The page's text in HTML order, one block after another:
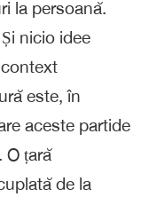
la persoană.
nicio idee
este, în
aceste partide
O țară
de la